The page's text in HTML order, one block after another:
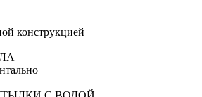
конструкцией